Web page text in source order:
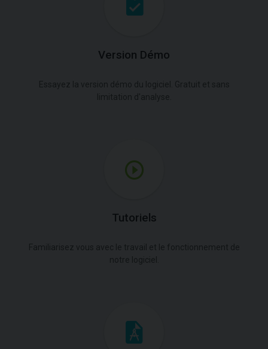
Version Démo
Tutoriels